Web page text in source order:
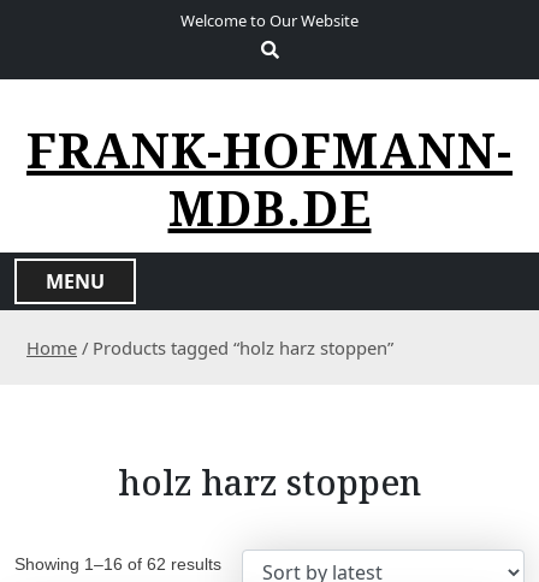
Welcome to Our Website
FRANK-HOFMANN-
MDB.DE
MENU
Home / Products tagged “holz harz stoppen”
holz harz stoppen
Showing 1–16 of 62 results